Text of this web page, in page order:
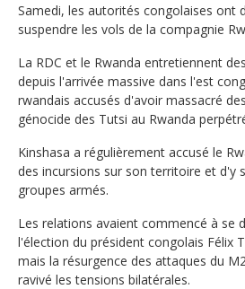
Samedi, les autorités congolaises ont
suspendre les vols de la compagnie
La RDC et le Rwanda entretiennent
depuis l'arrivée massive dans l'est
rwandais accusés d'avoir massacré
génocide des Tutsi au Rwanda
Kinshasa a régulièrement accusé le
des incursions sur son territoire et d'y
groupes armés.
Les relations avaient commencé à se
l'élection du président congolais Félix
mais la résurgence des attaques du
ravivé les tensions bilatérales.